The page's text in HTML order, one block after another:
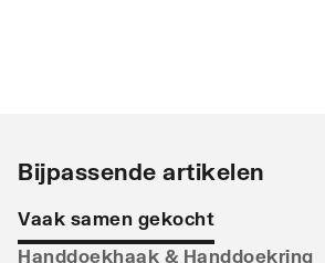
20°C - 55/45
Bijpassende artikelen
Vaak samen gekocht
Handdoekhaak & Handdoekring